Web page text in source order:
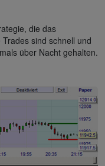
die das
sind schnell und
über Nacht gehalten.